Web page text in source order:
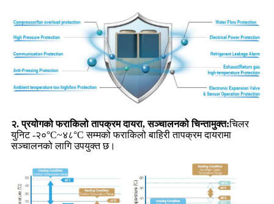
२. प्रयोगको फराकिलो तापक्रम दायरा, सञ्चालनको चिन्तामुक्त:चिलर
युनिट -२०°C~४८°C सम्मको फराकिलो बाहिरी तापक्रम दायरामा
सञ्चालनको लागि उपयुक्त छ।